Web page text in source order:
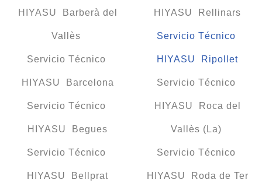
HIYASU Barberà del
Vallès
Servicio Técnico
HIYASU Barcelona
Servicio Técnico
HIYASU Begues
Servicio Técnico
HIYASU Bellprat
HIYASU Rellinars
Servicio Técnico
HIYASU Ripollet
Servicio Técnico
HIYASU Roca del
Vallès (La)
Servicio Técnico
HIYASU Roda de Ter